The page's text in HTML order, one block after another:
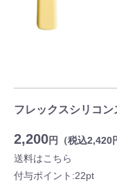
フレックスシリコン
2,200円（税込2,420
送料はこちら
付与ポイント:22pt